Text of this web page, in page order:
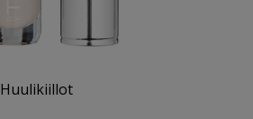
Huulikiillot